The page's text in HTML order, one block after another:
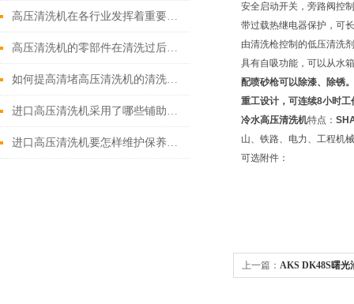
高压清洗机在各行业发挥着重要的作用
高压清洗机的零部件在清洗过后还需要注意什么
如何提高清堵高压清洗机的清洗效果？
进口高压清洗机采用了哪些铺助系统
进口高压清洗机要怎样维护保养才算合理呢
安全启动开关，旁路阀控
带过载热继电器保护，可
由清洗枪控制的低压清洗
具有自吸功能，可以从水
配喷砂枪可以除漆、除锈。
重工设计，可连续8小时工
冷水高压清洗机特点：
山、铁路、电力、工程机
可选附件：
上一篇： AKS DK48S曙光